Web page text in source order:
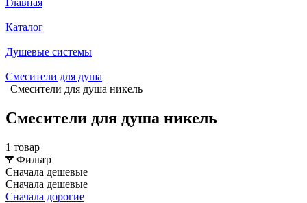
Главная
Каталог
Душевые системы
Смесители для душа
Смесители для душа никель
Смесители для душа никель
1 товар
Фильтр
Сначала дешевые
Сначала дешевые
Сначала дорогие